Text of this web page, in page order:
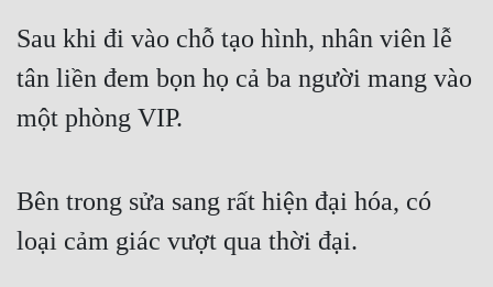
Sau khi đi vào chỗ tạo hình, nhân viên lễ
tân liền đem bọn họ cả ba người mang vào
một phòng VIP.
Bên trong sửa sang rất hiện đại hóa, có
loại cảm giác vượt qua thời đại.